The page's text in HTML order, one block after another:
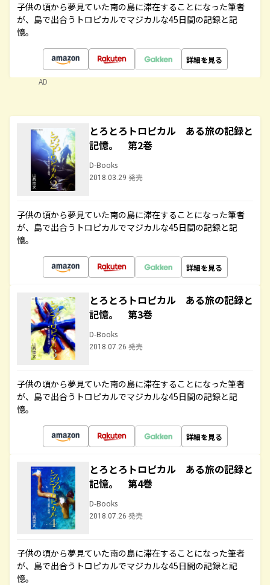
子供の頃から夢見ていた南の島に滞在することになった筆者
が、島で出合うトロピカルでマジカルな45日間の記録と記
憶。
詳細を見る
AD
とろとろトロピカル ある旅の記録と
記憶。 第2巻
D-Books
2018.03.29 発売
子供の頃から夢見ていた南の島に滞在することになった筆者
が、島で出合うトロピカルでマジカルな45日間の記録と記
憶。
詳細を見る
とろとろトロピカル ある旅の記録と
記憶。 第3巻
D-Books
2018.07.26 発売
子供の頃から夢見ていた南の島に滞在することになった筆者
が、島で出合うトロピカルでマジカルな45日間の記録と記
憶。
詳細を見る
とろとろトロピカル ある旅の記録と
記憶。 第4巻
D-Books
2018.07.26 発売
子供の頃から夢見ていた南の島に滞在することになった筆者
が、島で出合うトロピカルでマジカルな45日間の記録と記
憶。